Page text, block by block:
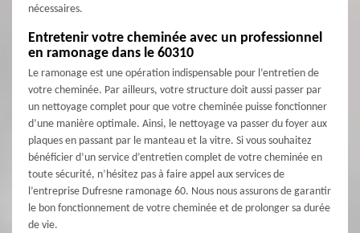
nécessaires.
Entretenir votre cheminée avec un professionnel
en ramonage dans le 60310
Le ramonage est une opération indispensable pour l’entretien de
votre cheminée. Par ailleurs, votre structure doit aussi passer par
un nettoyage complet pour que votre cheminée puisse fonctionner
d’une manière optimale. Ainsi, le nettoyage va passer du foyer aux
plaques en passant par le manteau et la vitre. Si vous souhaitez
bénéficier d’un service d’entretien complet de votre cheminée en
toute sécurité, n’hésitez pas à faire appel aux services de
l’entreprise Dufresne ramonage 60. Nous nous assurons de garantir
le bon fonctionnement de votre cheminée et de prolonger sa durée
de vie.